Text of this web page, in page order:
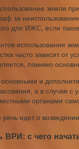
земли
за неиспользование
для ИЖС, если
использования
часто зависит от
помимо
и
а в случае
органами
идет о возведении
ВРИ: с чего